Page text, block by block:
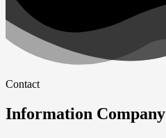
Contact
Information Company